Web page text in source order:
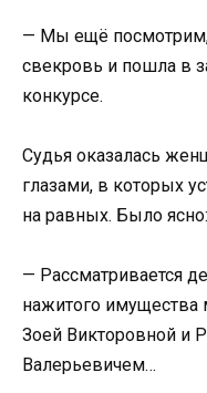
— Мы ещё посмотрим,
свекровь и пошла в
конкурсе.
Судья оказалась
глазами, в которых
на равных. Было
— Рассматривается
нажитого
Зоей Викторовной и
Валерьевичем…